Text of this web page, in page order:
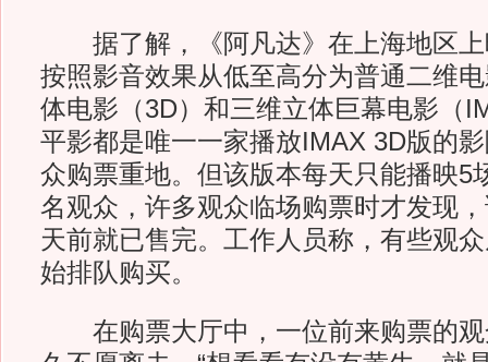
据了解，《阿凡达》在上海地区上
按照影音效果从低至高分为普通二维
体电影（3D）和三维立体巨幕电影（
平影都是唯一一家播放IMAX 3D版的
众购票重地。但该版本每天只能播映5
名观众，许多观众临场购票时才发现
天前就已售完。工作人员称，有些观
始排队购买。
在购票大厅中，一位前来购票的观